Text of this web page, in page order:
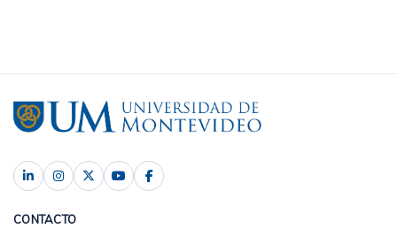
CONTACTO